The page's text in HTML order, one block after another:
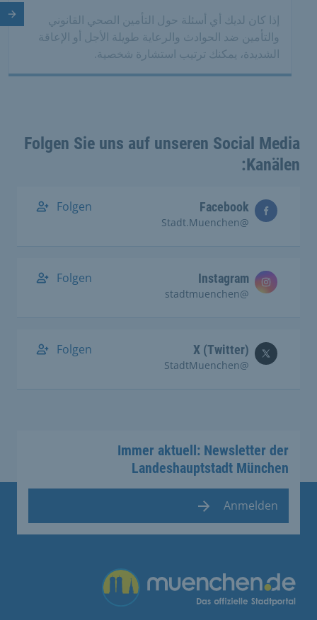
إذا كان لديك أي أسئلة حول التأمين الصحي القانوني
والتأمين ضد الحوادث والرعاية طويلة الأجل أو الإعاقة
الشديدة، يمكنك ترتيب استشارة شخصية.
Folgen Sie uns auf unseren Social Media
Kanälen:
Facebook
@Stadt.Muenchen
Folgen
Instagram
@stadtmuenchen
Folgen
X (Twitter)
@StadtMuenchen
Folgen
Immer aktuell: Newsletter der
Landeshauptstadt München
Anmelden
Übergreifende Links